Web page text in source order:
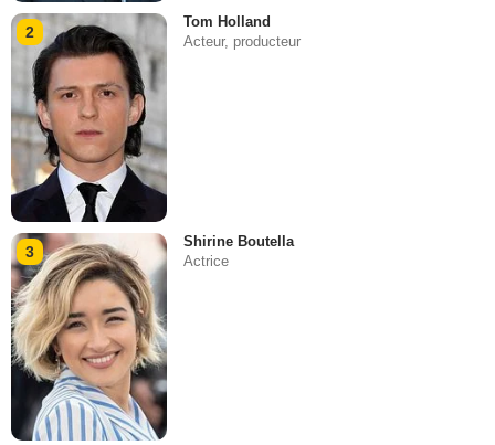
2
Tom Holland
Acteur, producteur
3
Shirine Boutella
Actrice